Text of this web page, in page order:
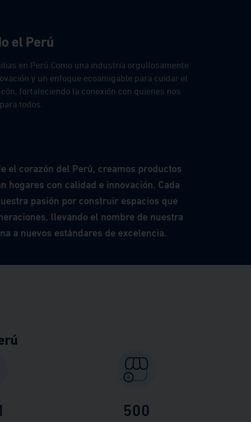
el Perú
en Perú.Como una industria orgullosamente
y un enfoque ecoamigable para cuidar el
fortaleciendo la conexión con quienes nos
todos.
el corazón del Perú, creamos productos
hogares con calidad e innovación. Cada
pasión por construir espacios que
llevando el nombre de nuestra
a nuevos estándares de excelencia.
500